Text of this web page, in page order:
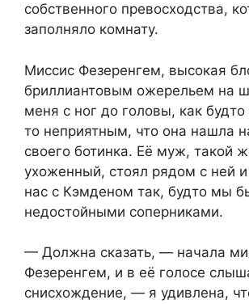
собственного превосходства,
заполняло комнату.
Миссис Фезеренгем, высокая
бриллиантовым ожерельем на
меня с ног до головы, как
то неприятным, что она нашла
своего ботинка. Её муж, такой
ухоженный, стоял рядом с ней
нас с Кэмденом так, будто мы
недостойными соперниками.
— Должна сказать, — начала
Фезеренгем, и в её голосе
снисхождение, — я удивлена,